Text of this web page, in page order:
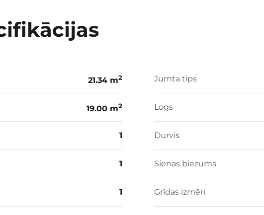
21.34 m2
19.00 m2
1
1
1
Jumta tips
Logs
Durvis
Sienas biezums
Grīdas izmēri